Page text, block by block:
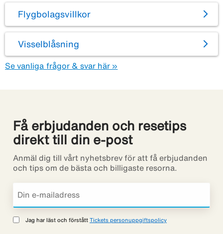
Flygbolagsvillkor
Visselblåsning
Se vanliga frågor & svar här »
Få erbjudanden och resetips
direkt till din e-post
Anmäl dig till vårt nyhetsbrev för att få erbjudanden
och tips om de bästa och billigaste resorna.
Jag har läst och förstått Tickets personuppgiftspolicy